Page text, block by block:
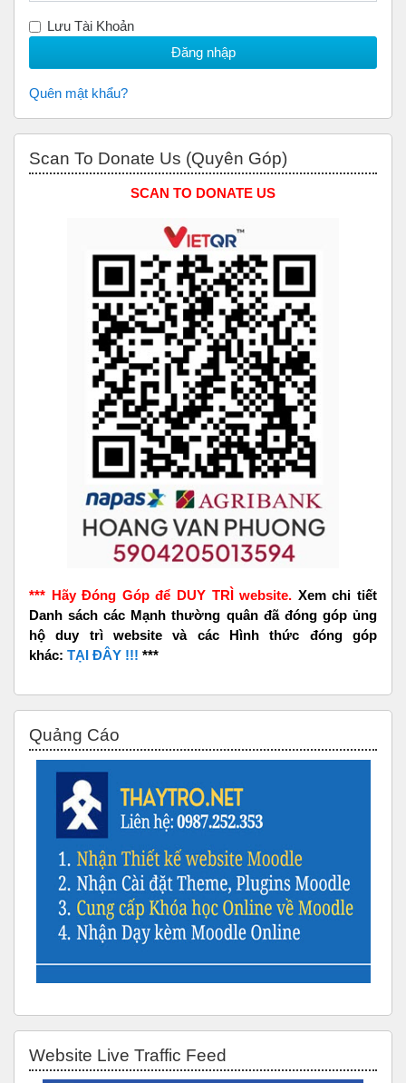
Lưu Tài Khoản
Quên mật khẩu?
Scan To Donate Us (Quyên Góp)
SCAN TO DONATE US
*** Hãy Đóng Góp để DUY TRÌ website. Xem chi tiết
Danh sách các Mạnh thường quân đã đóng góp ủng
hộ duy trì website và các Hình thức đóng góp
khác: TẠI ĐÂY !!! ***
Quảng Cáo
Website Live Traffic Feed